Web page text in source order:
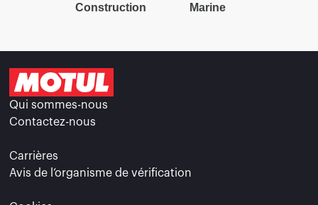
Construction Marine
Qui sommes-nous
Contactez-nous
Carrières
Avis de l’organisme de vérification